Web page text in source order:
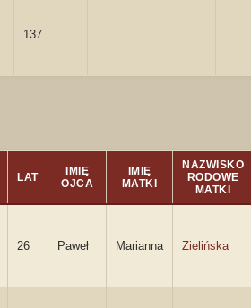
137
LAT
IMIĘ
OJCA
IMIĘ
MATKI
NAZWISKO
RODOWE
MATKI
26 Paweł Marianna Zielińska